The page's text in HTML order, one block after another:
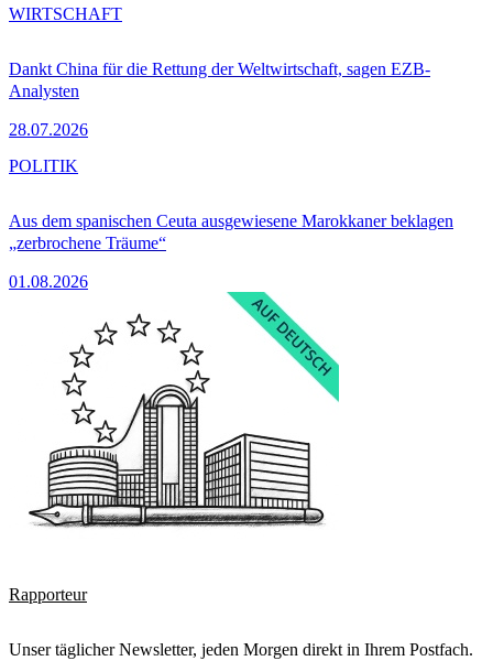
Dankt China für die Rettung der Weltwirtschaft, sagen EZB-
Analysten
28.07.2026
WIRTSCHAFT
Aus dem spanischen Ceuta ausgewiesene Marokkaner beklagen
„zerbrochene Träume“
01.08.2026
POLITIK
Rapporteur
Unser täglicher Newsletter, jeden Morgen direkt in Ihrem Postfach.